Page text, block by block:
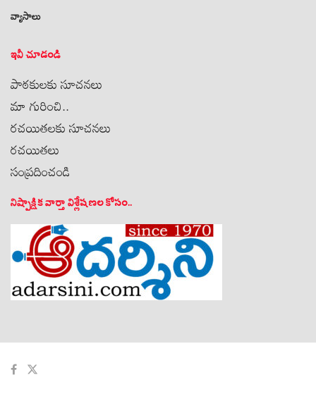
వ్యాసాలు
ఇవీ చూడండి
పాఠకులకు సూచనలు
మా గురించి..
రచయితలకు సూచనలు
రచయితలు
సంప్రదించండి
నిష్పాక్షిక వార్తా విశ్లేషణల కోసం..